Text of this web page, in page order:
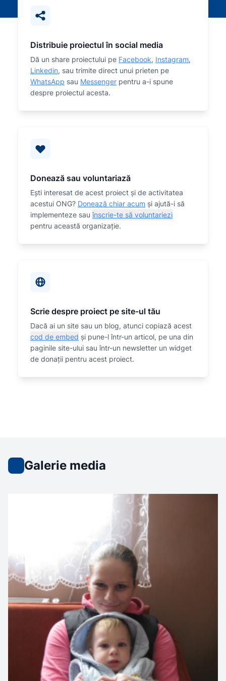
Distribuie proiectul în social media
Dă un share proiectului pe Facebook, Instagram,
Linkedin, sau trimite direct unui prieten pe
WhatsApp sau Messenger pentru a-i spune
despre proiectul acesta.
Donează sau voluntariază
Eşti interesat de acest proiect și de activitatea
acestui ONG? Donează chiar acum și ajută-i să
implementeze sauînscrie-te să voluntariezi
pentru această organizaţie.
Scrie despre proiect pe site-ul tău
Dacă ai un site sau un blog, atunci copiază acest
cod de embed și pune-l într-un articol, pe una din
paginile site-ului sau într-un newsletter un widget
de donații pentru acest proiect.
Galerie media